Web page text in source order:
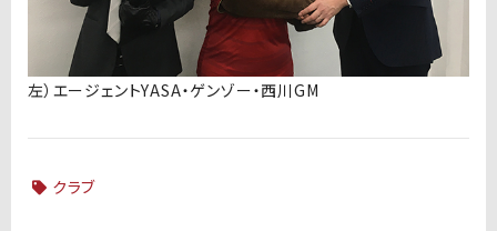
左）エージェントYASA・ゲンゾー・西川GM
クラブ